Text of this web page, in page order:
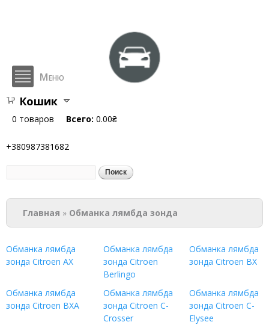
содержанию
hlop.com.ua
Меню
Кошик
0 товаров Всего: 0.00₴
+380987381682
Форма поиска
Вы здесь
Главная » Обманка лямбда зонда
Обманка лямбда
зонда Citroen AX
Обманка лямбда
зонда Citroen
Berlingo
Обманка лямбда
зонда Citroen BX
Обманка лямбда
зонда Citroen BXA
Обманка лямбда
зонда Citroen C-
Crosser
Обманка лямбда
зонда Citroen C-
Elysee